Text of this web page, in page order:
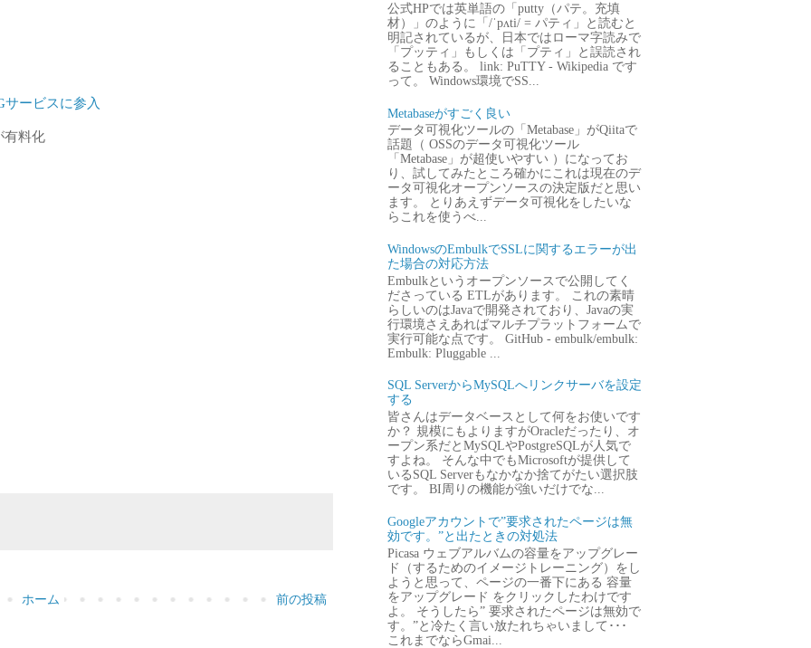
ービスに参入
有料化
前の投稿
ホーム
公式HPでは英単語の「putty（パテ。充填
材）」のように「/ˈpʌti/ = パティ」と読むと
明記されているが、日本ではローマ字読みで
「プッティ」もしくは「プティ」と誤読され
ることもある。 link: PuTTY - Wikipedia です
って。 Windows環境でSS...
Metabaseがすごく良い
データ可視化ツールの「Metabase」がQiitaで
話題（ OSSのデータ可視化ツール
「Metabase」が超使いやすい ）になってお
り、試してみたところ確かにこれは現在のデ
ータ可視化オープンソースの決定版だと思い
ます。 とりあえずデータ可視化をしたいな
らこれを使うべ...
WindowsのEmbulkでSSLに関するエラーが出
た場合の対応方法
Embulkというオープンソースで公開してく
ださっている ETLがあります。 これの素晴
らしいのはJavaで開発されており、Javaの実
行環境さえあればマルチプラットフォームで
実行可能な点です。 GitHub - embulk/embulk:
Embulk: Pluggable ...
SQL ServerからMySQLへリンクサーバを設定
する
皆さんはデータベースとして何をお使いです
か？ 規模にもよりますがOracleだったり、オ
ープン系だとMySQLやPostgreSQLが人気で
すよね。 そんな中でもMicrosoftが提供して
いるSQL Serverもなかなか捨てがたい選択肢
です。 BI周りの機能が強いだけでな...
Googleアカウントで”要求されたページは無
効です。”と出たときの対処法
Picasa ウェブアルバムの容量をアップグレー
ド（するためのイメージトレーニング）をし
ようと思って、ページの一番下にある 容量
をアップグレード をクリックしたわけです
よ。 そうしたら” 要求されたページは無効で
す。”と冷たく言い放たれちゃいまして･･･
これまでならGmai...